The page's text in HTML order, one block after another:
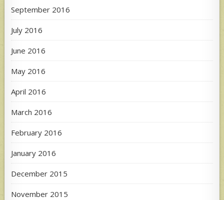
September 2016
July 2016
June 2016
May 2016
April 2016
March 2016
February 2016
January 2016
December 2015
November 2015